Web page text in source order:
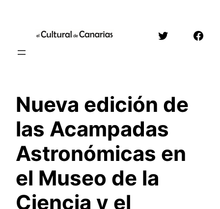
contenido
Twitter
Nueva edición de
las Acampadas
Astronómicas en
el Museo de la
Ciencia y el